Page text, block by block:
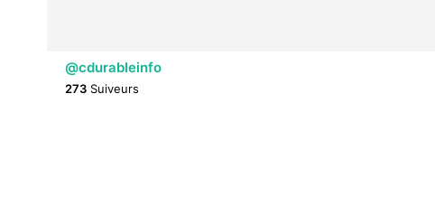
@cdurableinfo
273 Suiveurs